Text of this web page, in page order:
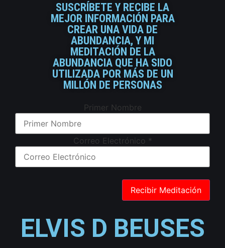
SUSCRÍBETE Y RECIBE LA
MEJOR INFORMACIÓN PARA
CREAR UNA VIDA DE
ABUNDANCIA, Y MI
MEDITACIÓN DE LA
ABUNDANCIA QUE HA SIDO
UTILIZADA POR MÁS DE UN
MILLÓN DE PERSONAS
Primer Nombre
Correo Electrónico *
ELVIS D BEUSES